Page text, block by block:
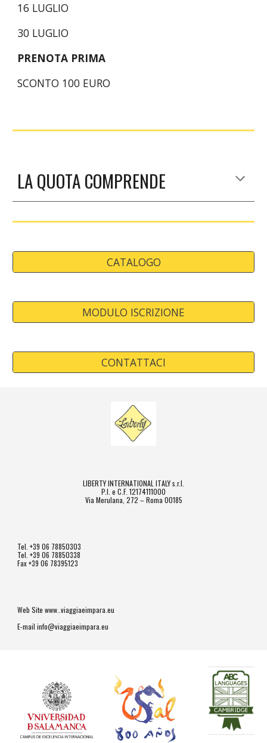
16 LUGLIO
30 LUGLIO
PRENOTA PRIMA
SCONTO 100 EURO
LA QUOTA COMPRENDE
CATALOGO
MODULO ISCRIZIONE
CONTATTACI
LIBERTY INTERNATIONAL ITALY s.r.l.
P.I. e C.F. 12174111000
Via Merulana, 272 – Roma 00185
Tel. +39 06 78850303
Tel. +39 06 78850338
Fax +39 06 78395123
Web Site www..viaggiaeimpara.eu
E-mail info@viaggiaeimpara.eu